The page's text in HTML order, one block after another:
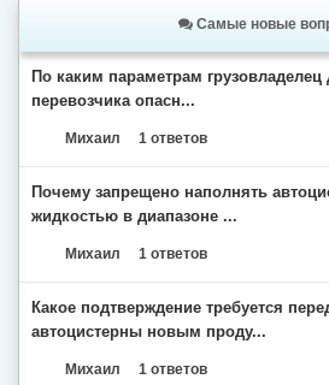
Самые новые
По каким параметрам грузовладелец
перевозчика опасн...
Михаил 1 ответов
Почему запрещено наполнять
жидкостью в диапазоне ...
Михаил 1 ответов
Какое подтверждение требуется
автоцистерны новым проду...
Михаил 1 ответов